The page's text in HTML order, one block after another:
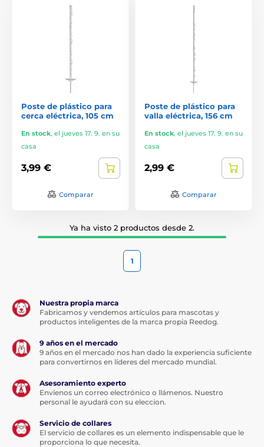
Poste de plástico para
cerca eléctrica, 105 cm
En stock, el jueves 17. 9. en su
casa
3,99 €
Comparar
Poste de plástico para
valla eléctrica, 156 cm
En stock, el jueves 17. 9. en su
casa
2,99 €
Comparar
Ya ha visto 2 productos desde 2.
1
Nuestra propia marca
Fabricamos y vendemos artículos para mascotas y
productos inteligentes de la marca propia Reedog.
9 años en el mercado
9 años en el mercado nos han dado la experiencia suficiente
para convertirnos en líderes del mercado mundial.
Asesoramiento experto
Envíenos un correo electrónico o llámenos. Nuestro
personal le ayudará con su eleccion.
Servicio de collares
El servicio de collares es un elemento indispensable que le
proporciona lo que necesita.